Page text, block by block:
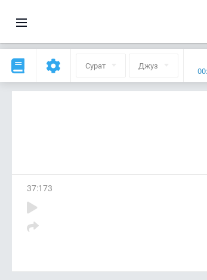
Сурат Джуз
37:173